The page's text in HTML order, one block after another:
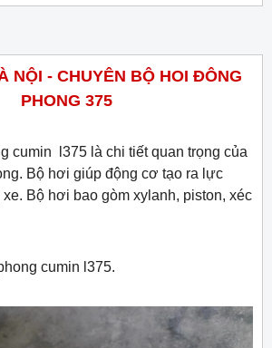
NỘI - CHUYÊN BỘ HOI ĐÔNG
PHONG 375
cumin l375 là chi tiết quan trọng của
Bộ hơi giúp động cơ tạo ra lực
Bộ hơi bao gòm xylanh, piston, xéc
cumin l375.